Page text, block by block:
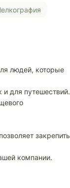
людей, которые
и для путешествий.
закрепить
компании.